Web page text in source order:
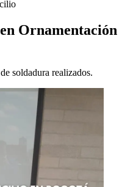
Ornamentación
soldadura realizados.